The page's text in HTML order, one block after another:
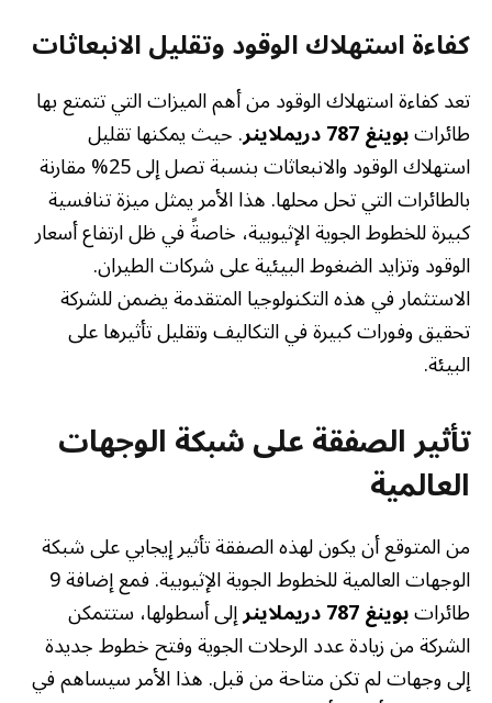
كفاءة استهلاك الوقود وتقليل الانبعاثات
تعد كفاءة استهلاك الوقود من أهم الميزات التي تتمتع بها
طائراتبوينغ 787 دريملاينر . حيث يمكنها تقليل
استهلاك الوقود والانبعاثات بنسبة تصل إلى 25% مقارنة
بالطائرات التي تحل محلها. هذا الأمر يمثل ميزة تنافسية
كبيرة للخطوط الجوية الإثيوبية، خاصةً في ظل ارتفاع أسعار
الوقود وتزايد الضغوط البيئية على شركات الطيران.
الاستثمار في هذه التكنولوجيا المتقدمة يضمن للشركة
تحقيق وفورات كبيرة في التكاليف وتقليل تأثيرها على
البيئة.
تأثير الصفقة على شبكة الوجهات
العالمية
من المتوقع أن يكون لهذه الصفقة تأثير إيجابي على شبكة
الوجهات العالمية للخطوط الجوية الإثيوبية. فمع إضافة 9
طائراتبوينغ 787 دريملاينر إلى أسطولها، ستتمكن
الشركة من زيادة عدد الرحلات الجوية وفتح خطوط جديدة
إلى وجهات لم تكن متاحة من قبل. هذا الأمر سيساهم في